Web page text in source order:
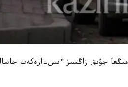
بۇل ىستەر بويىنشا جۇرگىزۋشى كۋالىگىن بەرۋ كەزىندە 60 مىڭعا جۋىق زاڭسىز